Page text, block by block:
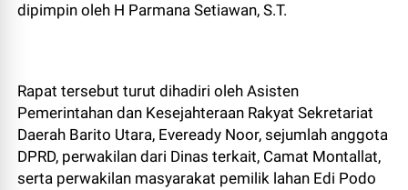
dipimpin oleh H Parmana Setiawan, S.T.
Rapat tersebut turut dihadiri oleh Asisten
Pemerintahan dan Kesejahteraan Rakyat Sekretariat
Daerah Barito Utara, Eveready Noor, sejumlah anggota
DPRD, perwakilan dari Dinas terkait, Camat Montallat,
serta perwakilan masyarakat pemilik lahan Edi Podo